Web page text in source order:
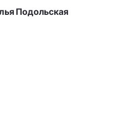
Подольская